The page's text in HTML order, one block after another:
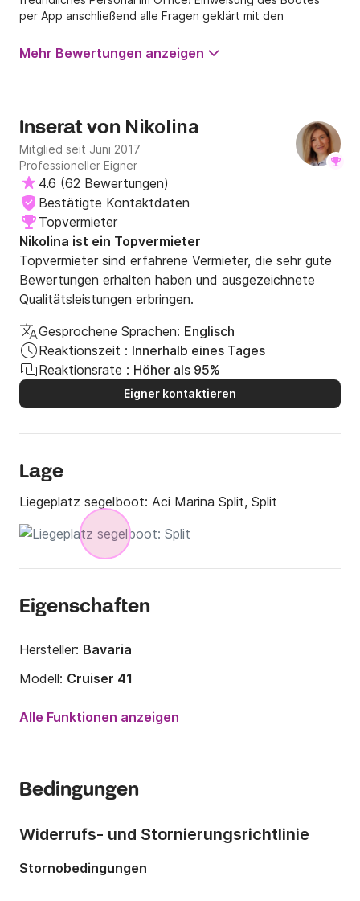
per App anschließend alle Fragen geklärt mit den
Info zu den Alarmsystemen der Flüssigkeitstanks war etwas
missverständlich aber auch das haben wir mit den
mit der Nina Bavaria C 41 Ahoi Björn
Mehr Bewertungen anzeigen
Inserat von Nikolina
Mitglied seit Juni 2017
Professioneller Eigner
4.6 (62 Bewertungen)
Bestätigte Kontaktdaten
Topvermieter
Nikolina ist ein Topvermieter
Topvermieter sind erfahrene Vermieter, die sehr gute
Bewertungen erhalten haben und ausgezeichnete
Qualitätsleistungen erbringen.
Gesprochene Sprachen: Englisch
Reaktionszeit : Innerhalb eines Tages
Reaktionsrate : Höher als 95%
Eigner kontaktieren
Lage
Liegeplatz segelboot: Aci Marina Split, Split
Eigenschaften
Hersteller: Bavaria
Modell: Cruiser 41
2018
Anzahl Schlafplätze:
Alle Funktionen anzeigen
Bedingungen
Widerrufs- und Stornierungsrichtlinie
Stornobedingungen